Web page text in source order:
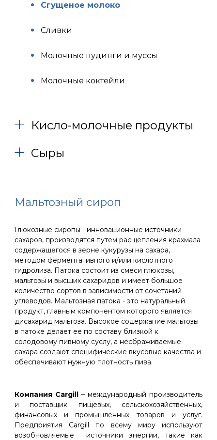
Сгущеное молоко
Сливки
Молочные пудинги и муссы
Молочные коктейли
Кисло-молочные продукты
Сыры
Мальтозный сироп
Глюкозные сиропы - инновационные источники
сахаров, производятся путем расщепления крахмала
содержащегося в зерне кукурузы на сахара,
методом ферментативного и/или кислотного
гидролиза. Патока состоит из смеси глюкозы,
мальтозы и высших сахаридов и имеет большое
количество сортов в зависимости от сочетаний
углеводов. Мальтозная патока - это натуральный
продукт, главным компонентом которого является
дисахарид мальтоза. Высокое содержание мальтозы
в патоке делает ее по составу близкой к
солодовому пивному суслу, а несбраживаемые
сахара создают специфические вкусовые качества и
обеспечивают нужную плотность пива.
Компания Cargill – международный производитель
и поставщик пищевых, сельскохозяйственных,
финансовых и промышленных товаров и услуг.
Предприятия Cargill по всему миру используют
возобновляемые источники энергии, такие как